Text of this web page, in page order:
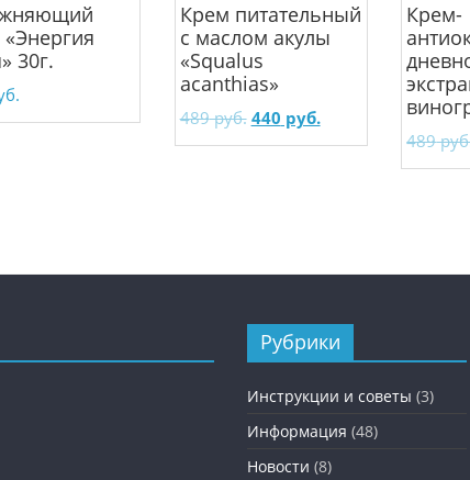
30г.
Крем питательный
с маслом акулы
«Squalus
acanthias»
489руб. 440 руб.
Крем-
489
Рубрики
Инструкции и советы (3)
Информация (48)
Новости (8)